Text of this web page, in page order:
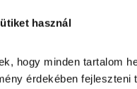
használ
hogy minden tartalom
érdekében